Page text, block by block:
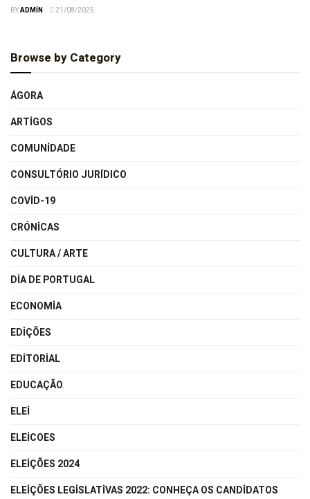
BYADMIN 21/08/2025
Browse by Category
ÁGORA
ARTIGOS
COMUNIDADE
CONSULTÓRIO JURÍDICO
COVID-19
CRÓNICAS
CULTURA / ARTE
DIA DE PORTUGAL
ECONOMIA
EDIÇÕES
EDITORIAL
EDUCAÇÃO
ELEI
ELEICOES
ELEIÇÕES 2024
ELEIÇÕES LEGISLATIVAS 2022: CONHEÇA OS CANDIDATOS